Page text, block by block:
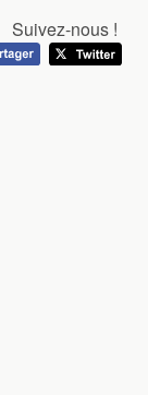
Suivez-nous !